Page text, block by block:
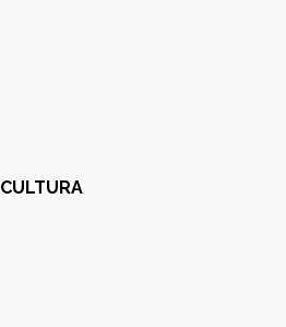
CULTURA